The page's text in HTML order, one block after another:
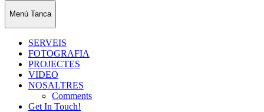
Menú Tanca
SERVEIS
FOTOGRAFIA
PROJECTES
VIDEO
NOSALTRES
Comments
Get In Touch!